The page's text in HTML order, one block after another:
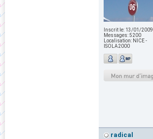
Inscrit le: 13/01/2009
Messages:5200
Localisation: NICE -
ISOLA2000
radical